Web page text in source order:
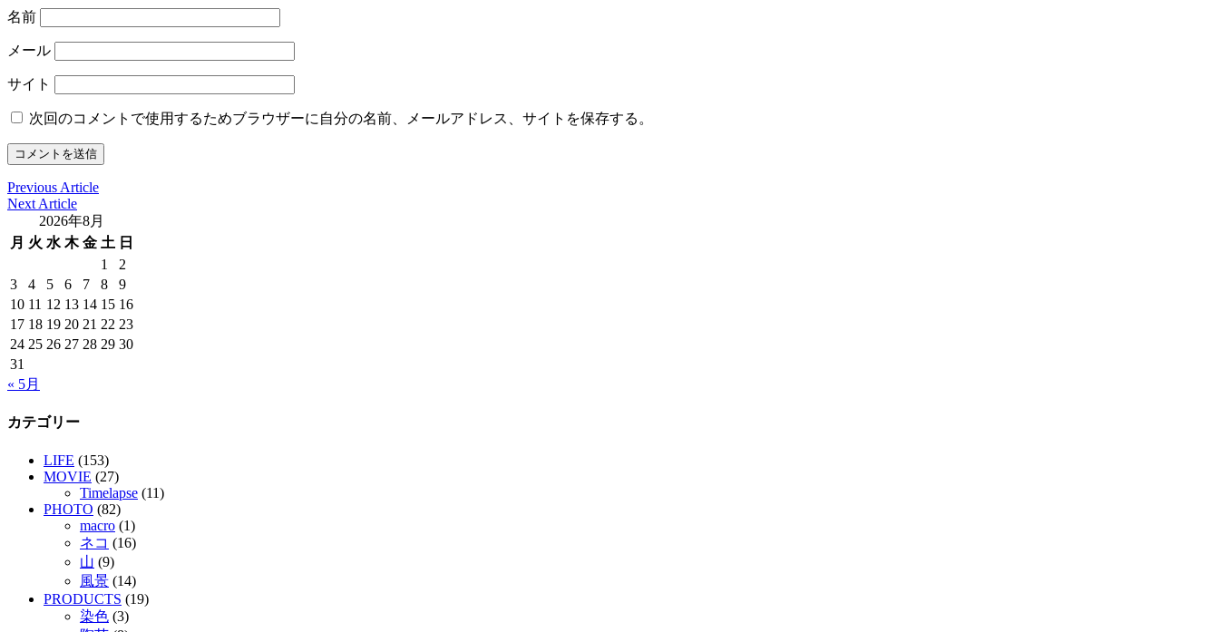
名前
メール
サイト
次回のコメントで使用するためブラウザーに自分の名前、メールアドレス、サイトを保存する。
Previous Article
Next Article
2026年8月
月 火 水 木 金 土 日
1
2
3
4 5 6 7 8
9
10 11 12 13 14 15 16
17 18 19 20 21 22 23
24 25 26 27 28 29 30
31
« 5月
カテゴリー
LIFE (153)
MOVIE (27)
Timelapse (11)
PHOTO (82)
macro (1)
ネコ (16)
山 (9)
風景 (14)
PRODUCTS (19)
染色 (3)